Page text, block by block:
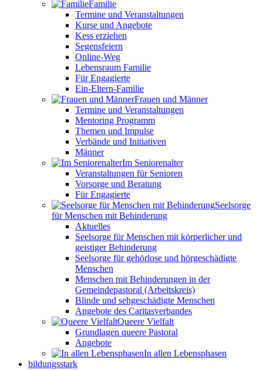
Familie
Termine und Veranstaltungen
Kurse und Angebote
Kess erziehen
Segensfeiern
Online-Weg
Lebensraum Familie
Für Engagierte
Ein-Eltern-Familie
Frauen und Männer
Termine und Veranstaltungen
Mentoring Programm
Themen und Impulse
Verbände und Initiativen
Männer
Im Seniorenalter
Veranstaltungen für Senioren
Vorsorge und Beratung
Für Engagierte
Seelsorge
für Menschen mit Behinderung
Aktuelles
Seelsorge für Menschen mit körperlicher und
geistiger Behinderung
Seelsorge für gehörlose und hörgeschädigte
Menschen
Menschen mit Behinderungen in der
Gemeindepastoral (Arbeitskreis)
Blinde und sehgeschädigte Menschen
Angebote des Caritasverbandes
Queere Vielfalt
Grundlagen queere Pastoral
Angebote
In allen Lebensphasen
bildungsstark